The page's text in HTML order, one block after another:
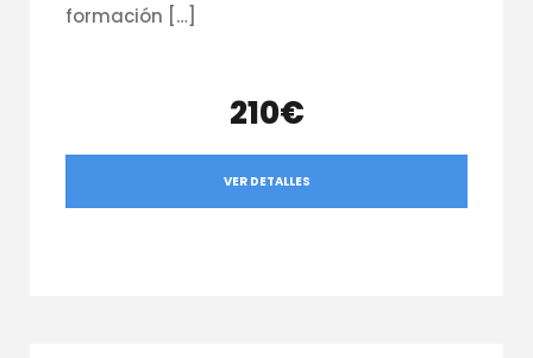
formación […]
210€
VER DETALLES